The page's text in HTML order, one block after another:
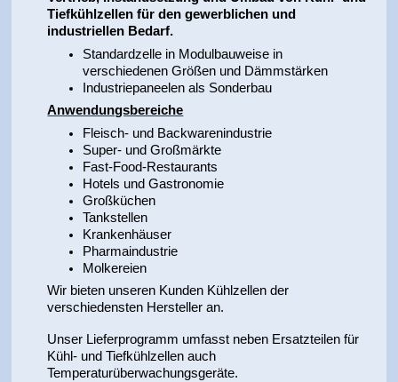
Tiefkühlzellen für den gewerblichen und
industriellen Bedarf.
Standardzelle in Modulbauweise in
verschiedenen Größen und Dämmstärken
Industriepaneelen als Sonderbau
Anwendungsbereiche
Fleisch- und Backwarenindustrie
Super- und Großmärkte
Fast-Food-Restaurants
Hotels und Gastronomie
Großküchen
Tankstellen
Krankenhäuser
Pharmaindustrie
Molkereien
Wir bieten unseren Kunden Kühlzellen der
verschiedensten Hersteller an.
Unser Lieferprogramm umfasst neben Ersatzteilen für
Kühl- und Tiefkühlzellen auch
Temperaturüberwachungsgeräte.